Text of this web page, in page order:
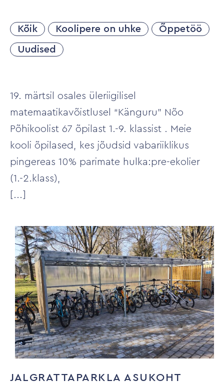
Kõik Koolipere on uhke Õppetöö
Uudised
19. märtsil osales üleriigilisel
matemaatikavõistlusel “Känguru” Nõo
Põhikoolist 67 õpilast 1.-9. klassist . Meie
kooli õpilased, kes jõudsid vabariiklikus
pingereas 10% parimate hulka:pre-ekolier
(1.-2.klass),
JALGRATTAPARKLA ASUKOHT